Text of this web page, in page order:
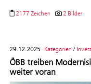
2177 Zeichen 2 Bilder
29.12.2025 Kategorien /
ÖBB treiben
weiter voran